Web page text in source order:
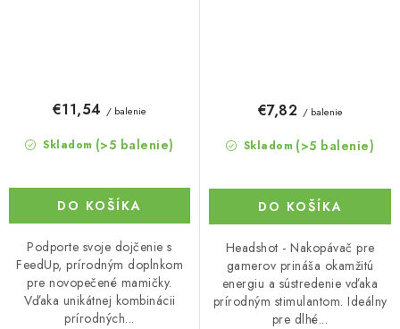
Skladom (>5 balenie)
€11,54 / balenie
DO KOŠÍKA
Podporte svoje dojčenie s
FeedUp, prírodným doplnkom
pre novopečené mamičky.
Vďaka unikátnej kombinácii
prírodných...
Skladom (>5 balenie)
€7,82 / balenie
DO KOŠÍKA
Headshot - Nakopávač pre
gamerov prináša okamžitú
energiu a sústredenie vďaka
prírodným stimulantom. Ideálny
pre dlhé...